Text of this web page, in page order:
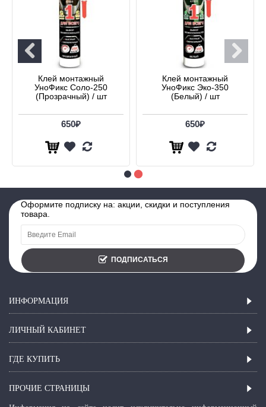
Клей монтажный
УноФикс Соло-250
(Прозрачный) / шт
650₽
Клей монтажный
УноФикс Эко-350
(Белый) / шт
650₽
Оформите подписку на: акции, скидки и поступления
товара.
ПОДПИСАТЬСЯ
ИНФОРМАЦИЯ
ЛИЧНЫЙ КАБИНЕТ
ГДЕ КУПИТЬ
ПРОЧИЕ СТРАНИЦЫ